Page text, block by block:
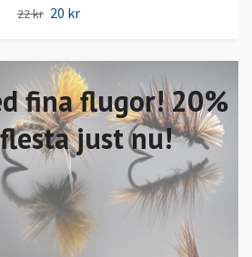
fina flugor! 20%
just nu!
22 kr 20 kr